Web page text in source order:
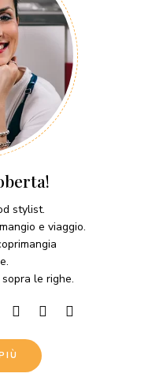
stylist.
e viaggio.
le righe.